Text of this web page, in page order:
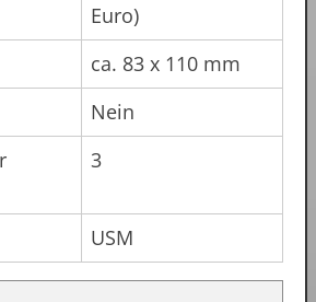
Euro)
ca. 83 x 110 mm
Nein
3
USM